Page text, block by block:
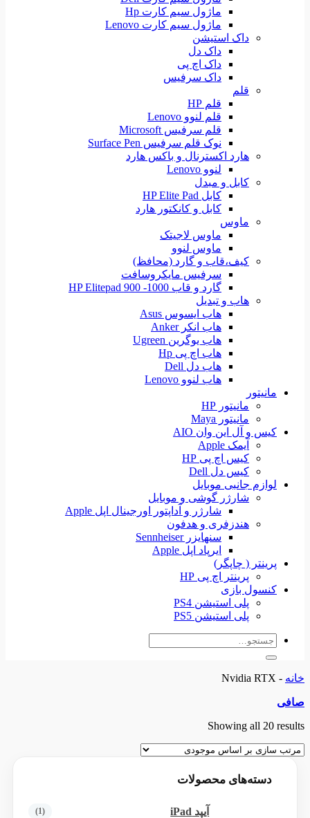
ماژول سیم کارت Hp
ماژول سیم کارت Lenovo
داک استیشن
داک دل
داک اچ پی
داک سرفیس
قلم
قلم HP
قلم لنوو Lenovo
قلم سرفیس Microsoft
نوک قلم سرفیس Surface Pen
هارد اکسترنال و باکس هارد
لنوو Lenovo
کابل و مبدل
کابل HP Elite Pad
کابل و کانکتور هارد
ماوس
ماوس لاجیتک
ماوس لنوو
کیف،قاب و گارد (محافظ)
سرفیس مایکروسافت
گارد و قاب HP Elitepad 900 -1000
هاب و تبدیل
هاب ایسوس Asus
هاب انکر Anker
هاب یوگرین Ugreen
هاب اچ پی Hp
هاب دل Dell
هاب لنوو Lenovo
مانیتور
مانیتور HP
مانیتور Maya
کیس و آل این وان AIO
آیمک Apple
کیس اچ پی HP
کیس دل Dell
لوازم جانبی موبایل
شارژر گوشی و موبایل
شارژر و آداپتور اورجینال اپل Apple
هندزفری و هدفون
سنهایزر Sennheiser
ایرپاد اپل Apple
پرینتر ( چاپگر)
پرینتر اچ پی HP
کنسول بازی
پلی استیشن PS4
پلی استیشن PS5
جستجو
خانه -
Nvidia RTX
صافی
Showing all 20 results
دسته‌های محصولات
آیپد iPad (1)